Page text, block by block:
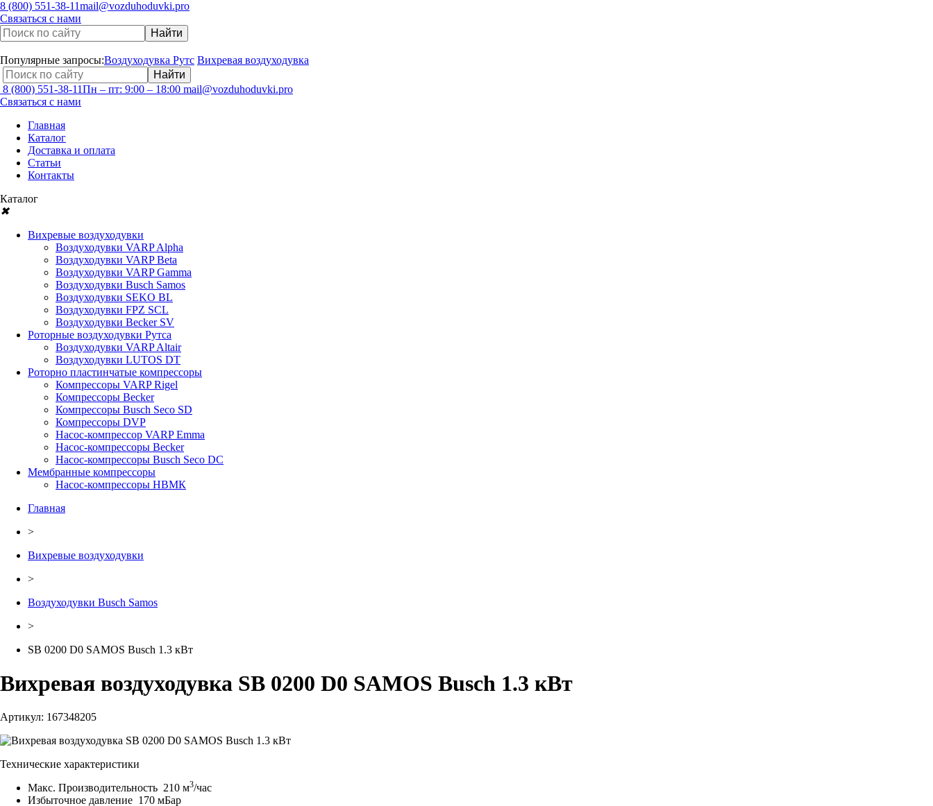
8 (800) 551-38-11mail@vozduhoduvki.pro
Связаться с нами
Популярные запросы:Воздуходувка Рутс Вихревая воздуходувка
8 (800) 551-38-11Пн – пт: 9:00 – 18:00 mail@vozduhoduvki.pro
Связаться с нами
Главная
Каталог
Доставка и оплата
Статьи
Контакты
Каталог
✖
Вихревые воздуходувки
Воздуходувки VARP Alpha
Воздуходувки VARP Beta
Воздуходувки VARP Gamma
Воздуходувки Busch Samos
Воздуходувки SEKO BL
Воздуходувки FPZ SCL
Воздуходувки Becker SV
Роторные воздуходувки Рутса
Воздуходувки VARP Altair
Воздуходувки LUTOS DT
Роторно пластинчатые компрессоры
Компрессоры VARP Rigel
Компрессоры Becker
Компрессоры Busch Seco SD
Компрессоры DVP
Насос-компрессор VARP Emma
Насос-компрессоры Becker
Насос-компрессоры Busch Seco DC
Мембранные компрессоры
Насос-компрессоры НВМК
Главная
>
Вихревые воздуходувки
>
Воздуходувки Busch Samos
>
SB 0200 D0 SAMOS Busch 1.3 кВт
Вихревая воздуходувка SB 0200 D0 SAMOS Busch 1.3 кВт
Артикул: 167348205
Технические характеристики
Макс. Производительность 210 м3/час
Избыточное давление 170 мБар